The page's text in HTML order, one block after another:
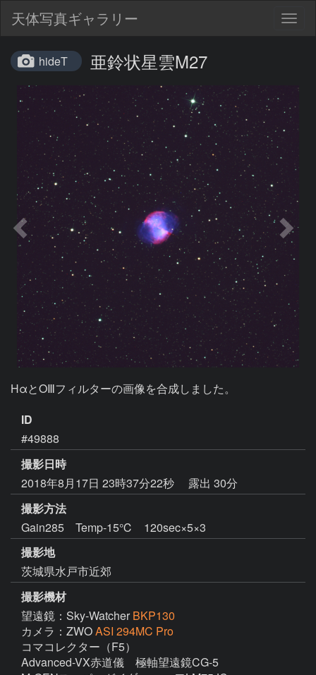
天体写真ギャラリー
hideT 亜鈴状星雲M27
HαとOⅢフィルターの画像を合成しました。
ID
#49888
撮影日時
2018年8月17日 23時37分22秒
露出 30分
撮影方法
Gain285 Temp-15℃ 120sec×5×3
撮影地
茨城県水戸市近郊
撮影機材
望遠鏡：Sky-Watcher BKP130
カメラ：ZWOASI 294MC Pro
コマコレクター（F5）
Advanced-VX赤道儀　極軸望遠鏡CG-5